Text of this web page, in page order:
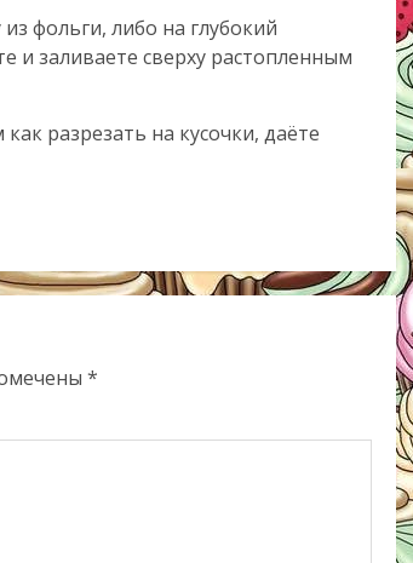
фольги, либо на глубокий
и заливаете сверху растопленным
разрезать на кусочки, даёте
*